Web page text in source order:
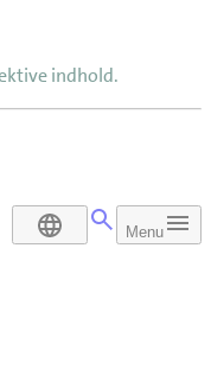
indhold.
DA Menu